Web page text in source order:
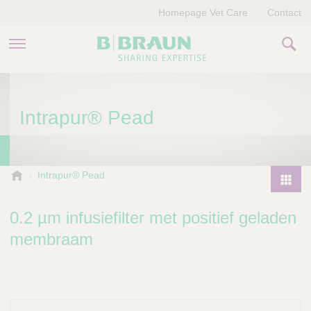
OVER ONS
Homepage Vet Care Contact
Intrapur® Pead
P
r
u
Intrapur® Pead
0.2 µm infusiefilter met positief geladen
membraam